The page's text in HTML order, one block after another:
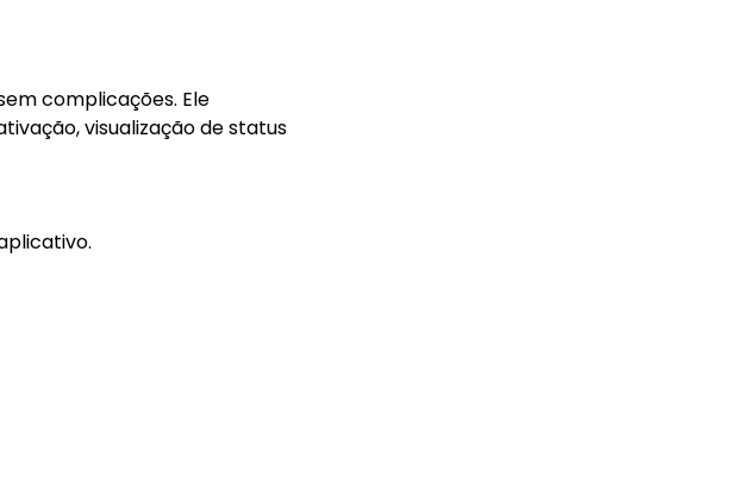
complicações. Ele
visualização de status